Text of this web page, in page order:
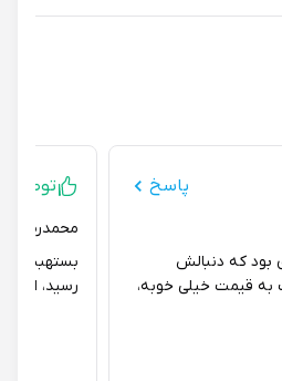
پاسخ
که دنبالش
خیلی خوبه،
توصیه ای
محمدرضا مجید:
بستهبندی
رسید،